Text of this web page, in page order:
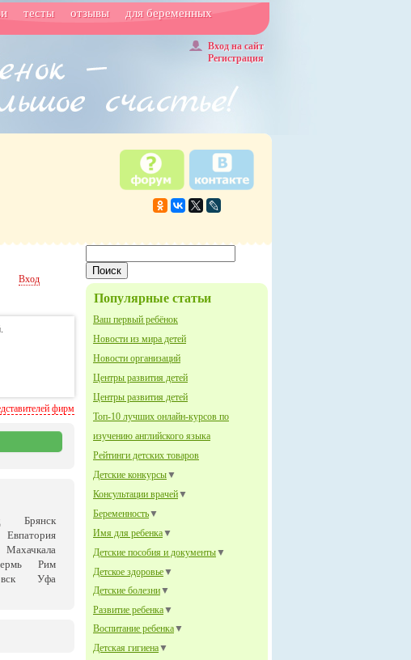
тесты отзывы для беременных
Вход на сайт
Регистрация
Популярные статьи
Ваш первый ребёнок
Новости из мира детей
Новости организаций
Центры развития детей
Центры развития детей
Топ-10 лучших онлайн-курсов по
изучению английского языка
Рейтинги детских товаров
Детские конкурсы▼
Консультации врачей▼
Беременность▼
Имя для ребенка▼
Детские пособия и документы▼
Детское здоровье▼
Детские болезни▼
Развитие ребенка▼
Воспитание ребенка▼
Детская гигиена▼
Вход
фирм
Брянск
Евпатория
Махачкала
Рим
Уфа